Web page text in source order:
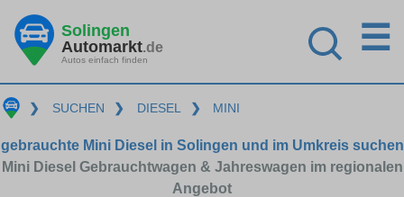
Solingen
Automarkt.de
Autos einfach finden
☰
❯ SUCHEN ❯ DIESEL ❯ MINI
gebrauchte Mini Diesel in Solingen und im Umkreis suchen
Mini Diesel Gebrauchtwagen & Jahreswagen im regionalen
Angebot